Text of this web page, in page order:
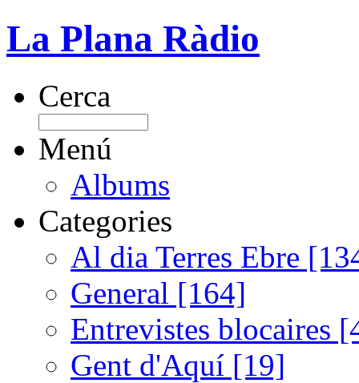
La Plana Ràdio
Cerca
Menú
Albums
Categories
Al dia Terres Ebre
General [164]
Entrevistes blocaires
Gent d'Aquí [19]